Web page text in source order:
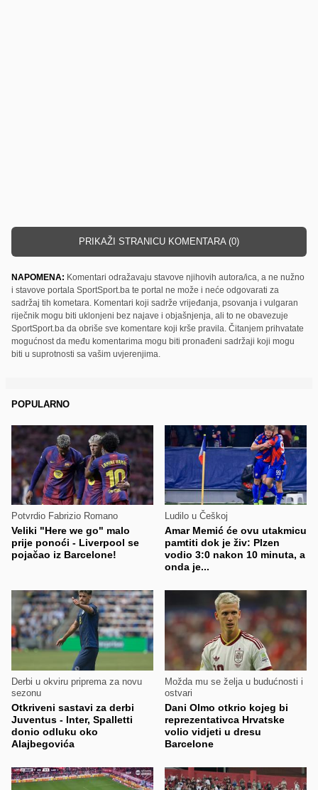
PRIKAŽI STRANICU KOMENTARA (0)
NAPOMENA: Komentari odražavaju stavove njihovih autora/ica, a ne nužno
i stavove portala SportSport.ba te portal ne može i neće odgovarati za
sadržaj tih kometara. Komentari koji sadrže vrijeđanja, psovanja i vulgaran
riječnik mogu biti uklonjeni bez najave i objašnjenja, ali to ne obavezuje
SportSport.ba da obriše sve komentare koji krše pravila. Čitanjem prihvatate
mogućnost da među komentarima mogu biti pronađeni sadržaji koji mogu
biti u suprotnosti sa vašim uvjerenjima.
POPULARNO
Potvrdio Fabrizio Romano
Veliki "Here we go" malo
prije ponoći - Liverpool se
pojačao iz Barcelone!
Ludilo u Češkoj
Amar Memić će ovu utakmicu
pamtiti dok je živ: Plzen
vodio 3:0 nakon 10 minuta, a
onda je...
Derbi u okviru priprema za novu
sezonu
Otkriveni sastavi za derbi
Juventus - Inter, Spalletti
donio odluku oko
Alajbegovića
Možda mu se želja u budućnosti i
ostvari
Dani Olmo otkrio kojeg bi
reprezentativca Hrvatske
volio vidjeti u dresu
Barcelone